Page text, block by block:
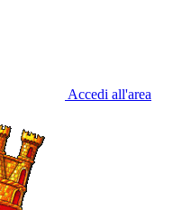
Accedi all'area